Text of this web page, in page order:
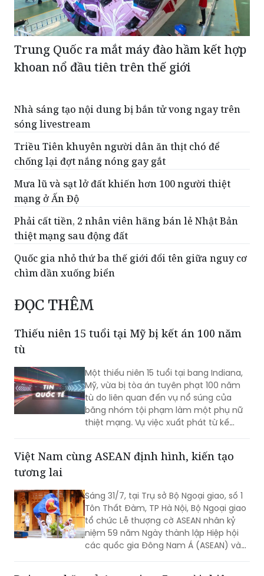
Trung Quốc ra mắt máy đào hầm kết hợp
khoan nổ đầu tiên trên thế giới
Nhà sáng tạo nội dung bị bắn tử vong ngay trên
sóng livestream
Triều Tiên khuyên người dân ăn thịt chó để
chống lại đợt nắng nóng gay gắt
Mưa lũ và sạt lở đất khiến hơn 100 người thiệt
mạng ở Ấn Độ
Phải cất tiền, 2 nhân viên hãng bán lẻ Nhật Bản
thiệt mạng sau động đất
Quốc gia nhỏ thứ ba thế giới đổi tên giữa nguy cơ
chìm dần xuống biển
ĐỌC THÊM
Thiếu niên 15 tuổi tại Mỹ bị kết án 100 năm
tù
Một thiếu niên 15 tuổi tại bang Indiana,
Mỹ, vừa bị tòa án tuyên phạt 100 năm
tù do liên quan đến vụ nổ súng của
băng nhóm tội phạm làm một phụ nữ
thiệt mạng. Vụ việc xuất phát từ kế
quan tử vong và hai người khác bị
Việt Nam cùng ASEAN định hình, kiến tạo
tương lai
Sáng 31/7, tại Trụ sở Bộ Ngoại giao, số 1
Tôn Thất Đàm, TP Hà Nội, Bộ Ngoại giao
tổ chức Lễ thượng cờ ASEAN nhân kỷ
niệm 59 năm Ngày thành lập Hiệp hội
các quốc gia Đông Nam Á (ASEAN) và